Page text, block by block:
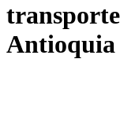
Antioquia